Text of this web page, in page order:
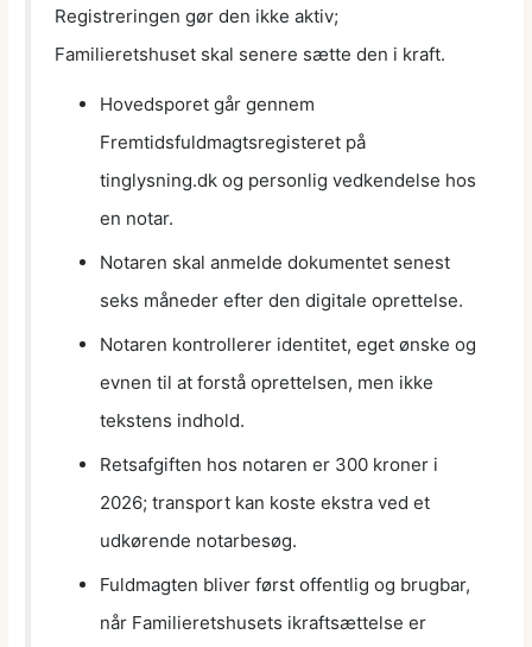
Registreringen gør den ikke aktiv;
Familieretshuset skal senere sætte den i kraft.
Hovedsporet går gennem
Fremtidsfuldmagtsregisteret på
tinglysning.dk og personlig vedkendelse hos
en notar.
Notaren skal anmelde dokumentet senest
seks måneder efter den digitale oprettelse.
Notaren kontrollerer identitet, eget ønske og
evnen til at forstå oprettelsen, men ikke
tekstens indhold.
Retsafgiften hos notaren er 300 kroner i
2026; transport kan koste ekstra ved et
udkørende notarbesøg.
Fuldmagten bliver først offentlig og brugbar,
når Familieretshusets ikraftsættelse er